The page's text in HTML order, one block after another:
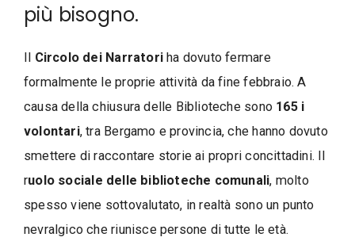
più bisogno.
Il Circolo dei Narratori ha dovuto fermare
formalmente le proprie attività da fine febbraio. A
causa della chiusura delle Biblioteche sono 165 i
volontari, tra Bergamo e provincia, che hanno dovuto
smettere di raccontare storie ai propri concittadini. Il
ruolo sociale delle biblioteche comunali, molto
spesso viene sottovalutato, in realtà sono un punto
nevralgico che riunisce persone di tutte le età.